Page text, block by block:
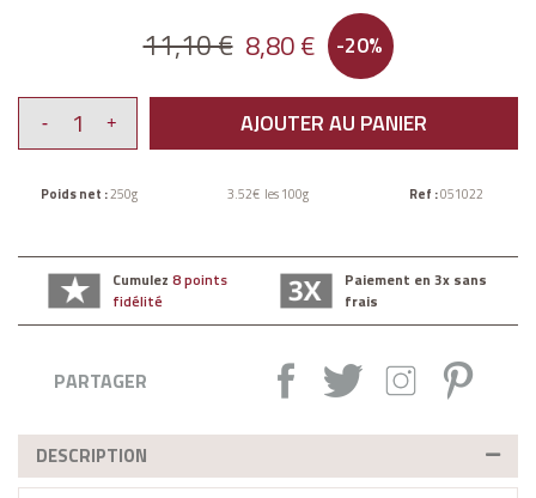
11,10 € 8,80 € -20%
AJOUTER AU PANIER
Poids net :250g 3.52€ les 100g Ref :051022
Cumulez 8 points
fidélité
Paiement en 3x sans
frais
PARTAGER Partager :Tweet Instagram
DESCRIPTION